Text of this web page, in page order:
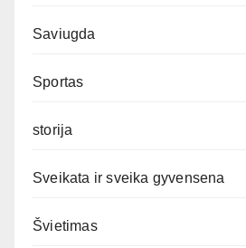
Saviugda
Sportas
storija
Sveikata ir sveika gyvensena
Švietimas